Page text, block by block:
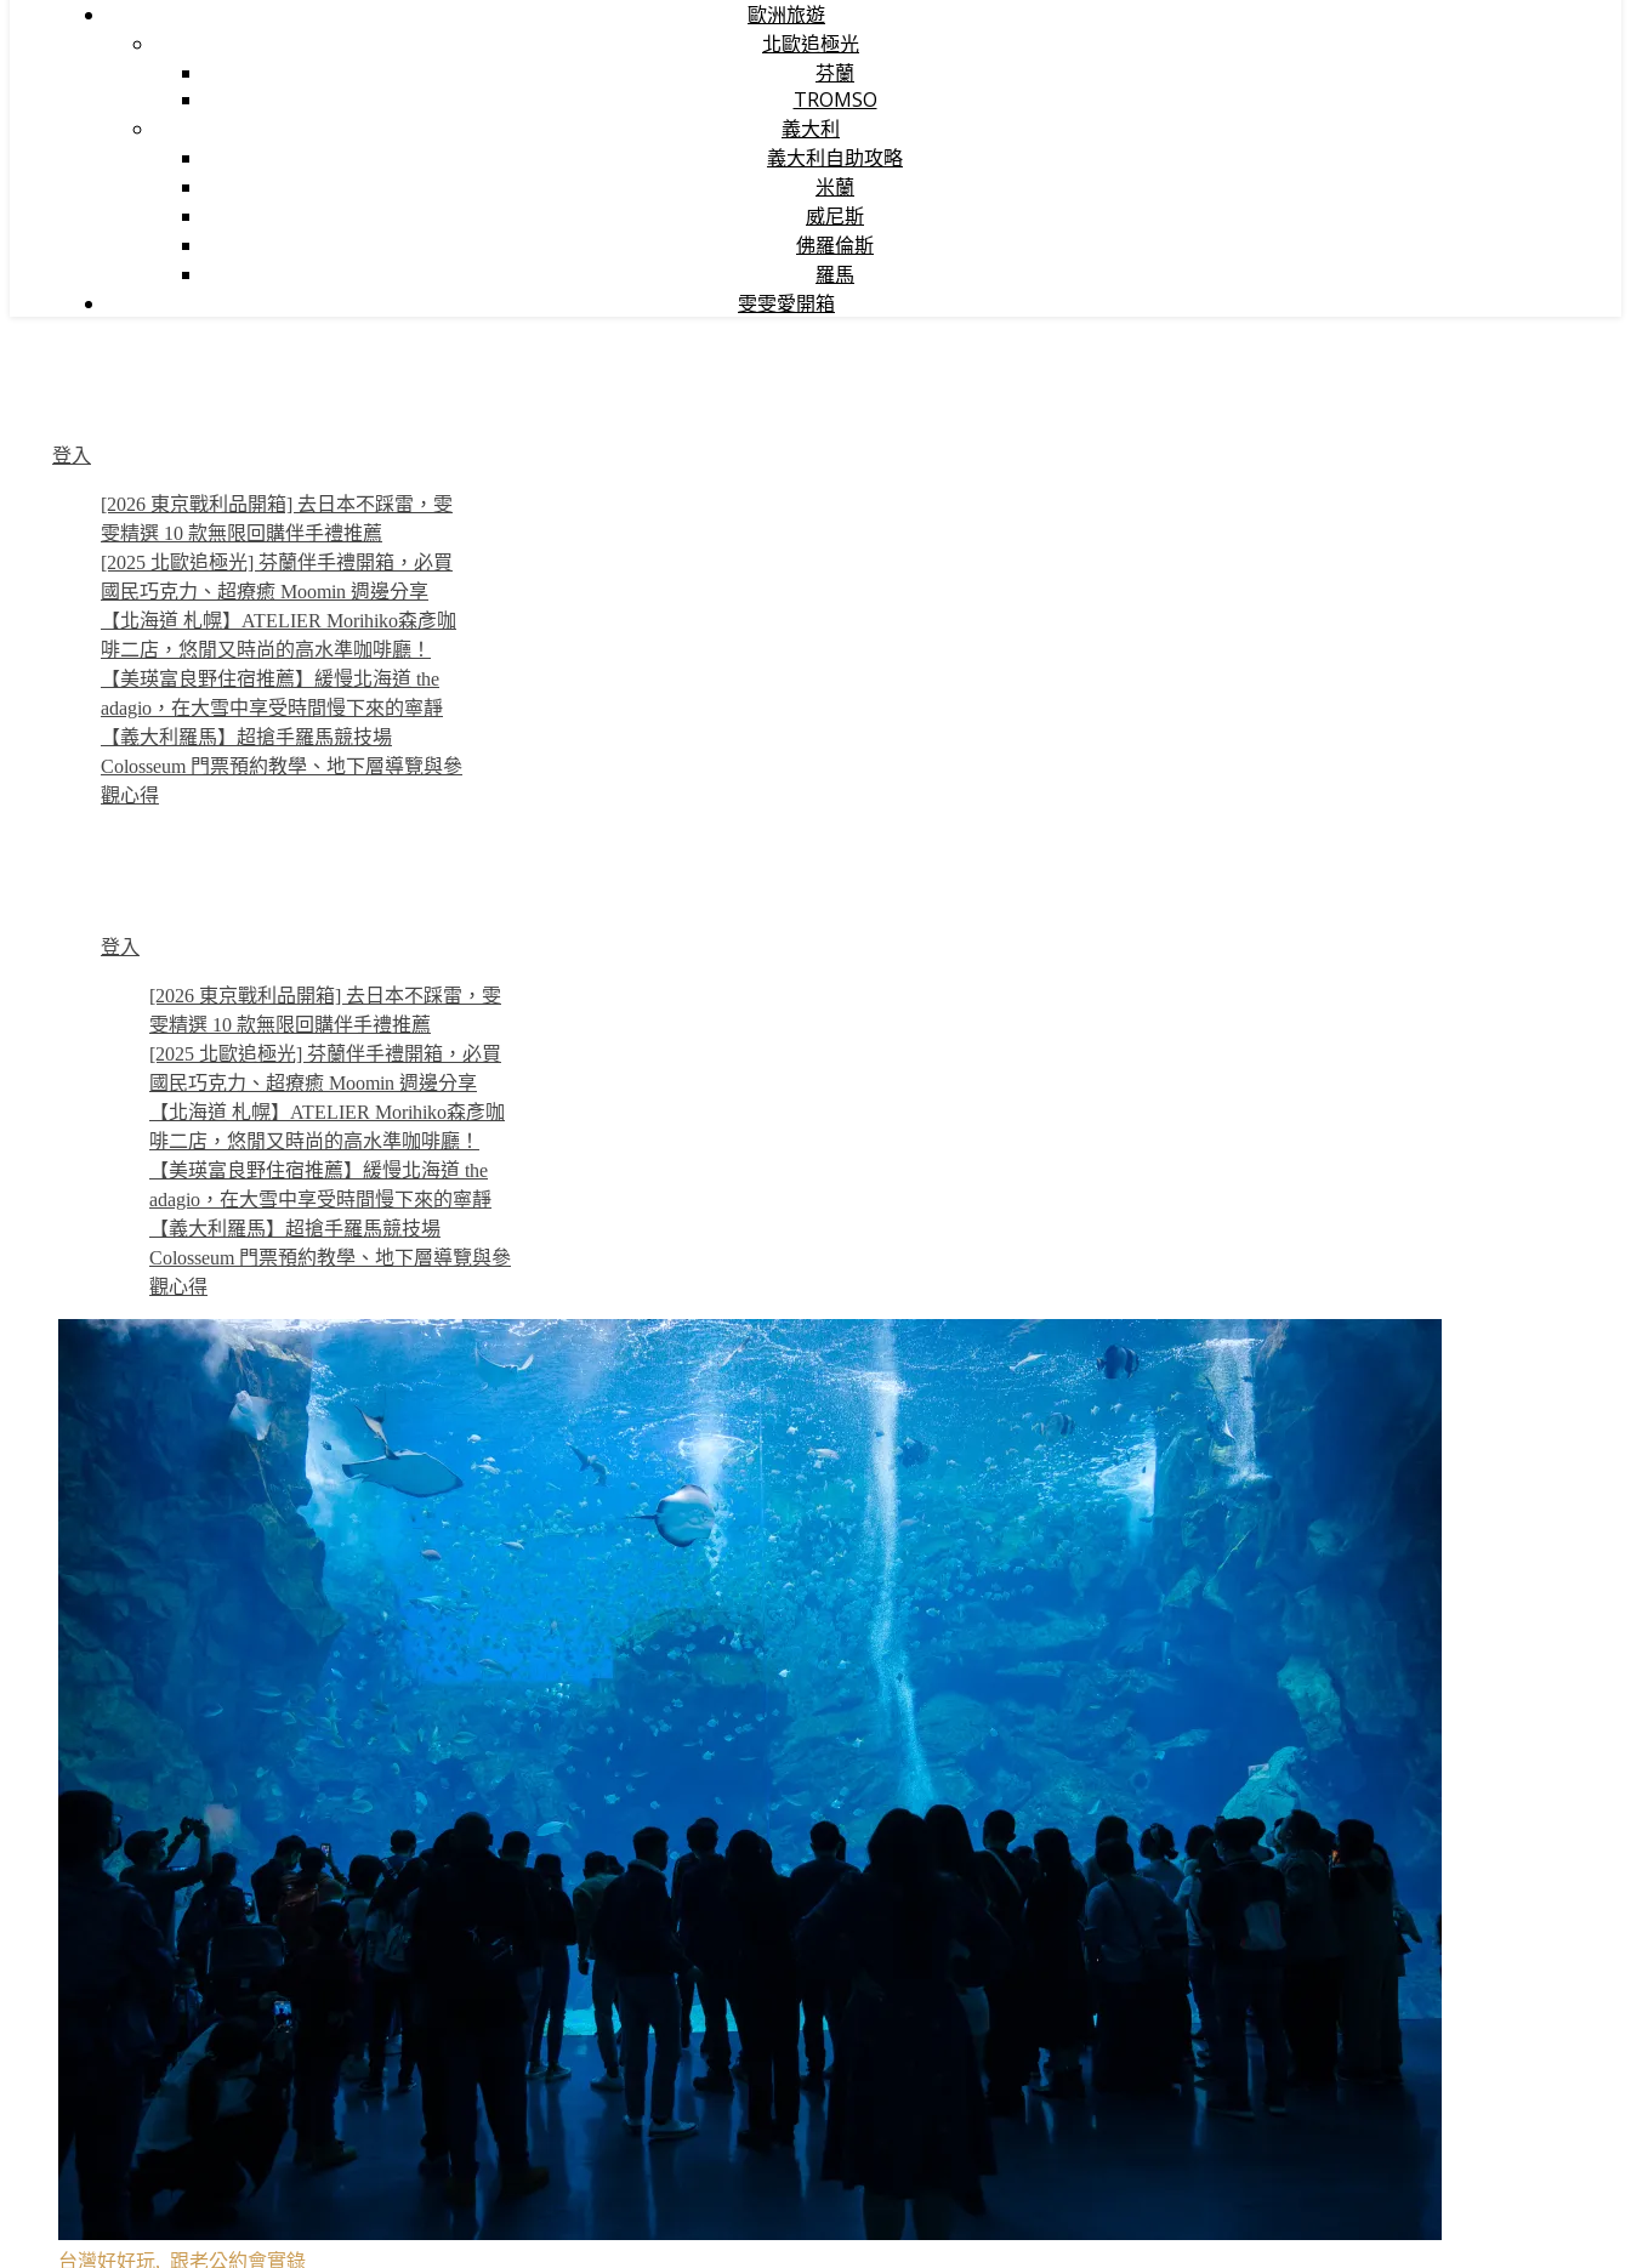
歐洲旅遊
北歐追極光
芬蘭
TROMSO
義大利
義大利自助攻略
米蘭
威尼斯
佛羅倫斯
羅馬
雯雯愛開箱
登入
[2026 東京戰利品開箱] 去日本不踩雷，雯
雯精選 10 款無限回購伴手禮推薦
[2025 北歐追極光] 芬蘭伴手禮開箱，必買
國民巧克力、超療癒 Moomin 週邊分享
【北海道 札幌】ATELIER Morihiko森彥咖
啡二店，悠閒又時尚的高水準咖啡廳！
【美瑛富良野住宿推薦】緩慢北海道 the
adagio，在大雪中享受時間慢下來的寧靜
【義大利羅馬】超搶手羅馬競技場
Colosseum 門票預約教學、地下層導覽與參
觀心得
登入
[2026 東京戰利品開箱] 去日本不踩雷，雯
雯精選 10 款無限回購伴手禮推薦
[2025 北歐追極光] 芬蘭伴手禮開箱，必買
國民巧克力、超療癒 Moomin 週邊分享
【北海道 札幌】ATELIER Morihiko森彥咖
啡二店，悠閒又時尚的高水準咖啡廳！
【美瑛富良野住宿推薦】緩慢北海道 the
adagio，在大雪中享受時間慢下來的寧靜
【義大利羅馬】超搶手羅馬競技場
Colosseum 門票預約教學、地下層導覽與參
觀心得
台灣好好玩, 跟老公約會實錄